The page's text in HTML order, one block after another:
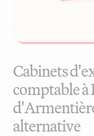
Cabinets
comptable à
alternative